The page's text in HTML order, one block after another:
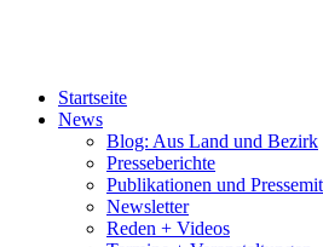
Startseite
News
Blog: Aus Land und Bezirk
Presseberichte
Publikationen und
Newsletter
Reden + Videos